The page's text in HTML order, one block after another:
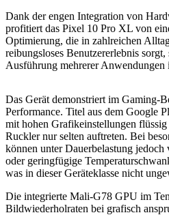
Dank der engen Integration von
profitiert das Pixel 10 Pro XL von
Optimierung, die in zahlreichen
reibungsloses Benutzererlebnis
Ausführung mehrerer
Das Gerät demonstriert im Gaming-
Performance. Titel aus dem Google
mit hohen Grafikeinstellungen
Ruckler nur selten auftreten. Bei
können unter Dauerbelastung jedoch
oder geringfügige
was in dieser Geräteklasse nicht
Die integrierte Mali-G78 GPU im
Bildwiederholraten bei grafisch